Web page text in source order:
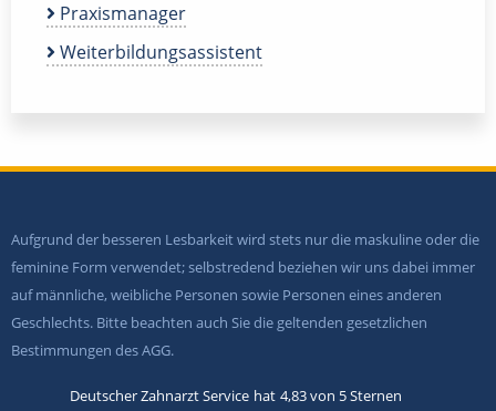
Praxismanager
Weiterbildungsassistent
Aufgrund der besseren Lesbarkeit wird stets nur die maskuline oder die
feminine Form verwendet; selbstredend beziehen wir uns dabei immer
auf männliche, weibliche Personen sowie Personen eines anderen
Geschlechts. Bitte beachten auch Sie die geltenden gesetzlichen
Bestimmungen des AGG.
Deutscher Zahnarzt Service hat 4,83von 5Sternen